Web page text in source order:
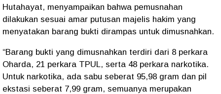
Hutahayat, menyampaikan bahwa pemusnahan
dilakukan sesuai amar putusan majelis hakim yang
menyatakan barang bukti dirampas untuk dimusnahkan.
“Barang bukti yang dimusnahkan terdiri dari 8 perkara
Oharda, 21 perkara TPUL, serta 48 perkara narkotika.
Untuk narkotika, ada sabu seberat 95,98 gram dan pil
ekstasi seberat 7,99 gram, semuanya merupakan